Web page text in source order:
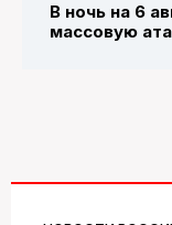
В ночь на 6
массовую